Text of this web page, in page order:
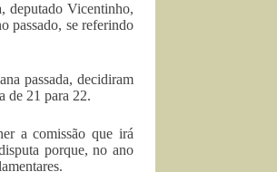
deputado Vicentinho,
passado, se referindo
passada, decidiram
de 21 para 22.
a comissão que irá
porque, no ano